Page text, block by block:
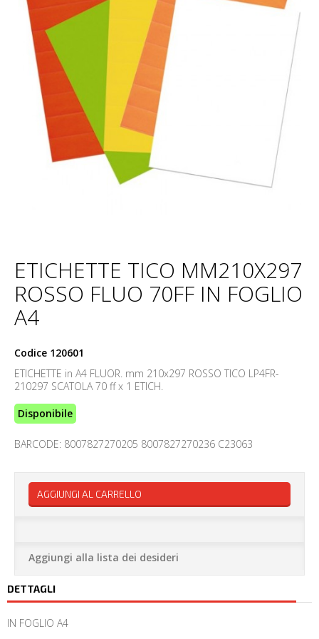
ETICHETTE TICO MM210X297
ROSSO FLUO 70FF IN FOGLIO
A4
Codice 120601
ETICHETTE in A4 FLUOR. mm 210x297 ROSSO TICO LP4FR-
210297 SCATOLA 70 ff x 1 ETICH.
Disponibile
BARCODE: 8007827270205 8007827270236 C23063
AGGIUNGI AL CARRELLO
Aggiungi alla lista dei desideri
DETTAGLI
IN FOGLIO A4